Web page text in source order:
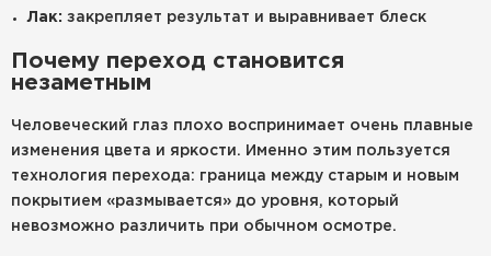
Лак: закрепляет результат и выравнивает блеск
Почему переход становится
незаметным
Человеческий глаз плохо воспринимает очень плавные
изменения цвета и яркости. Именно этим пользуется
технология перехода: граница между старым и новым
покрытием «размывается» до уровня, который
невозможно различить при обычном осмотре.